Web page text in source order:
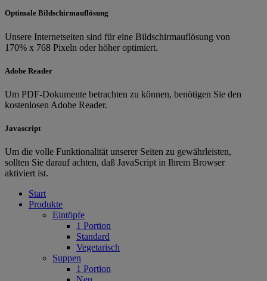
Optimale Bildschirmauflösung
Unsere Internetseiten sind für eine Bildschirmauflösung von
170% x 768 Pixeln oder höher optimiert.
Adobe Reader
Um PDF-Dokumente betrachten zu können, benötigen Sie den
kostenlosen Adobe Reader.
Javascript
Um die volle Funktionalität unserer Seiten zu gewährleisten,
sollten Sie darauf achten, daß JavaScript in Ihrem Browser
aktiviert ist.
Start
Produkte
Eintöpfe
1 Portion
Standard
Vegetarisch
Suppen
1 Portion